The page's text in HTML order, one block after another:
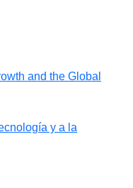
and the Global
y a la